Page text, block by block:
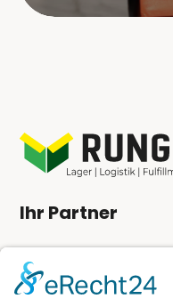
Ihr Partner
Angebot anfordern
Kundenlogin